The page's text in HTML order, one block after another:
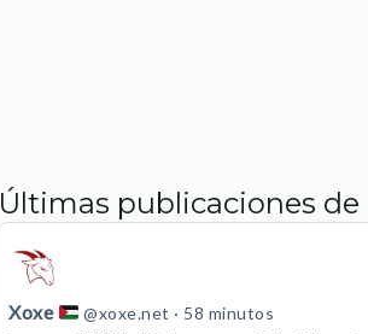
Últimas publicaciones de
Ver
publicación
de
Xoxe
Xoxe @xoxe.net
58 minutos